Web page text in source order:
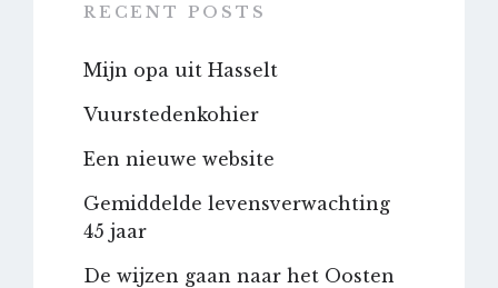
RECENT POSTS
Mijn opa uit Hasselt
Vuurstedenkohier
Een nieuwe website
Gemiddelde levensverwachting
45 jaar
De wijzen gaan naar het Oosten